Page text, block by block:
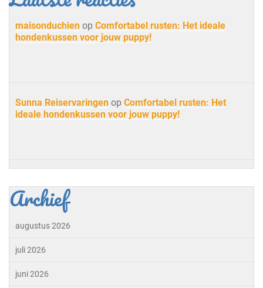
maisonduchien op Comfortabel rusten: Het ideale
hondenkussen voor jouw puppy!
Sunna Reiservaringen op Comfortabel rusten: Het
ideale hondenkussen voor jouw puppy!
Archief
augustus 2026
juli 2026
juni 2026